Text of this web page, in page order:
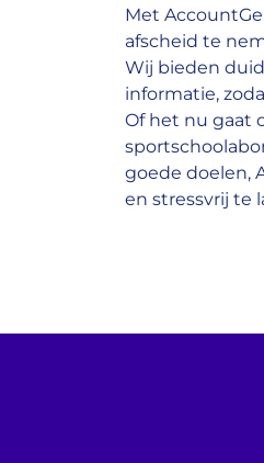
Met
afscheid te
Wij bieden
informatie,
Of het nu gaat
goede doelen,
en stressvrij te